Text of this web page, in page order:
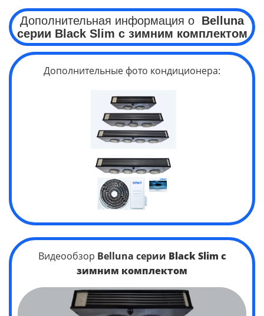
Дополнительная информация о Belluna
серии Black Slim с зимним комплектом
Дополнительные фото кондиционера:
Видеообзор Belluna серии Black Slim с
зимним комплектом